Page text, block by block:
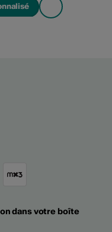
dans votre boîte